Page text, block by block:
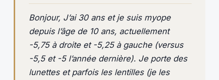
Bonjour, J’ai 30 ans et je suis myope
depuis l’âge de 10 ans, actuellement
-5,75 à droite et -5,25 à gauche (versus
-5,5 et -5 l’année dernière). Je porte des
lunettes et parfois les lentilles (je les